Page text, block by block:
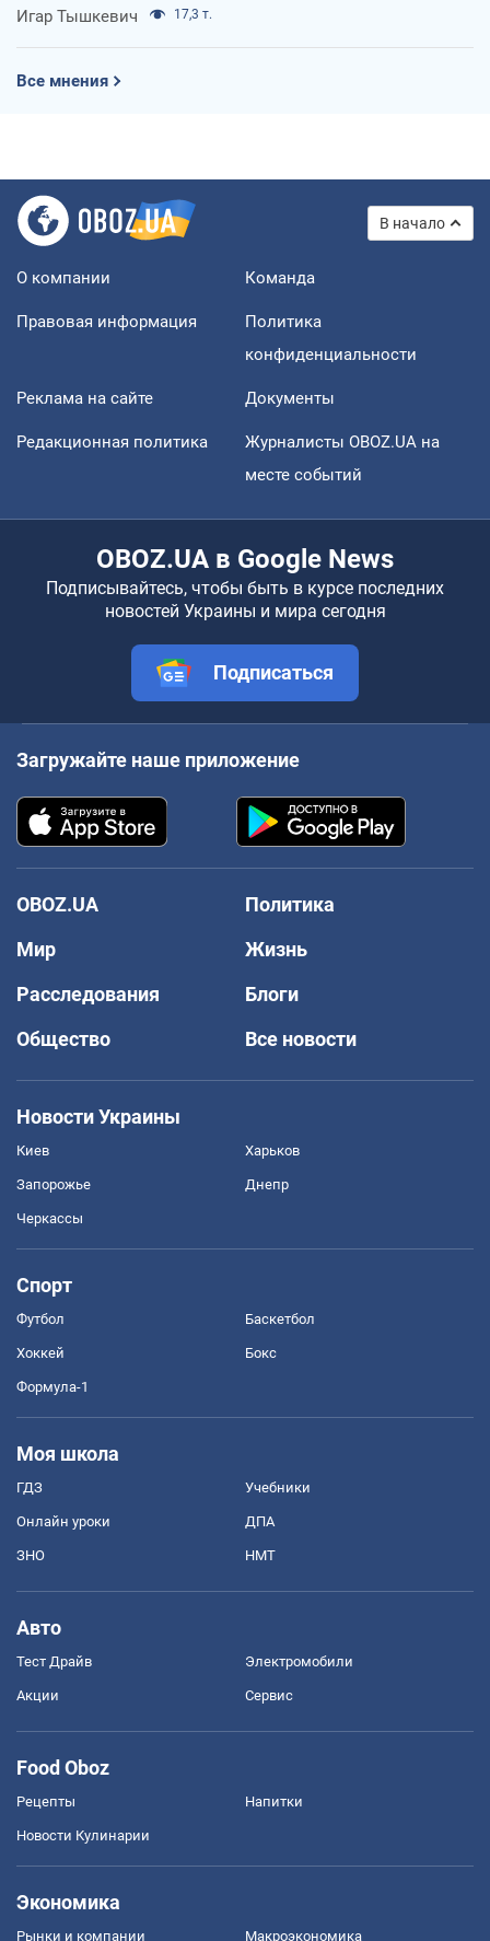
Игар Тышкевич 17,3 т.
Все мнения
В начало
О компании Команда
Правовая информация
Политика
конфиденциальности
Реклама на сайте Документы
Редакционная политика
Журналисты OBOZ.UA на
месте событий
OBOZ.UA в Google News
Подписывайтесь, чтобы быть в курсе последних
новостей Украины и мира сегодня
Подписаться
Загружайте наше приложение
OBOZ.UA
Политика
Мир
Жизнь
Расследования
Блоги
Общество
Все новости
Новости Украины
Киев Харьков
Запорожье Днепр
Черкассы
Спорт
Футбол Баскетбол
Хоккей Бокс
Формула-1
Моя школа
ГДЗ Учебники
Онлайн уроки ДПА
ЗНО НМТ
Авто
Тест Драйв Электромобили
Акции Сервис
Food Oboz
Рецепты Напитки
Новости Кулинарии
Экономика
Рынки и компании Mакроэкономика